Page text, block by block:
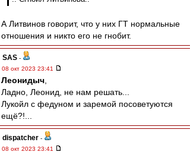
А Литвинов говорит, что у них ГТ нормальные
отношения и никто его не гнобит.
SAS -
08 окт 2023 23:41
Леонидыч
Ладно, Леонид, не нам решать...
Лукойл с федуном и заремой посоветуются
ещё?!...
dispatcher -
08 окт 2023 23:41